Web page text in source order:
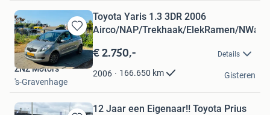
Bewaren
in
Mijn
Favorieten
Toyota Yaris 1.3 3DR 2006
Airco/NAP/Trekhaak/ElekRamen/NWapk
€ 2.750,- Details
2006 166.650 km
ZNZ Motors
's-Gravenhage
Gisteren
12 Jaar een Eigenaar!! Toyota Prius